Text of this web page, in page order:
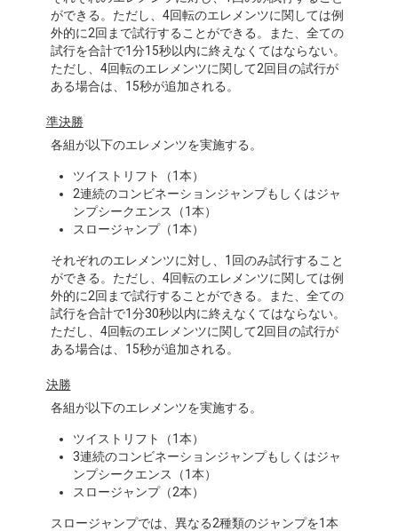
ができる。ただし、4回転のエレメンツに関しては例
外的に2回まで試行することができる。また、全ての
試行を合計で1分15秒以内に終えなくてはならない。
ただし、4回転のエレメンツに関して2回目の試行が
ある場合は、15秒が追加される。
準決勝
各組が以下のエレメンツを実施する。
ツイストリフト（1本）
2連続のコンビネーションジャンプもしくはジャ
ンプシークエンス（1本）
スロージャンプ（1本）
それぞれのエレメンツに対し、1回のみ試行すること
ができる。ただし、4回転のエレメンツに関しては例
外的に2回まで試行することができる。また、全ての
試行を合計で1分30秒以内に終えなくてはならない。
ただし、4回転のエレメンツに関して2回目の試行が
ある場合は、15秒が追加される。
決勝
各組が以下のエレメンツを実施する。
ツイストリフト（1本）
3連続のコンビネーションジャンプもしくはジャ
ンプシークエンス（1本）
スロージャンプ（2本）
スロージャンプでは、異なる2種類のジャンプを1本